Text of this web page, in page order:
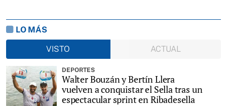
LO MÁS
VISTO
ACTUAL
DEPORTES
Walter Bouzán y Bertín Llera
vuelven a conquistar el Sella tras un
espectacular sprint en Ribadesella